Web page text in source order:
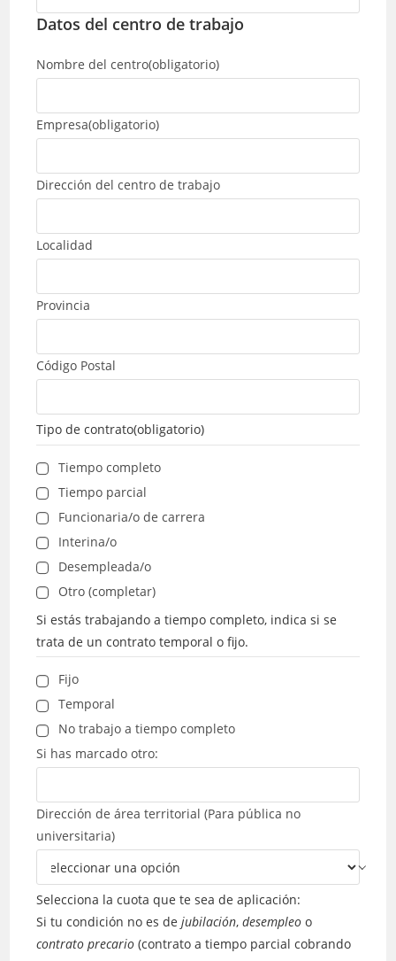
Datos del centro de trabajo
Nombre del centro(obligatorio)
Empresa(obligatorio)
Dirección del centro de trabajo
Localidad
Provincia
Código Postal
Tipo de contrato(obligatorio)
Tiempo completo
Tiempo parcial
Funcionaria/o de carrera
Interina/o
Desempleada/o
Otro (completar)
Si estás trabajando a tiempo completo, indica si se
trata de un contrato temporal o fijo.
Fijo
Temporal
No trabajo a tiempo completo
Si has marcado otro:
Dirección de área territorial (Para pública no
universitaria)
Selecciona la cuota que te sea de aplicación:
Si tu condición no es de jubilación,desempleo o
contrato precario (contrato a tiempo parcial cobrando